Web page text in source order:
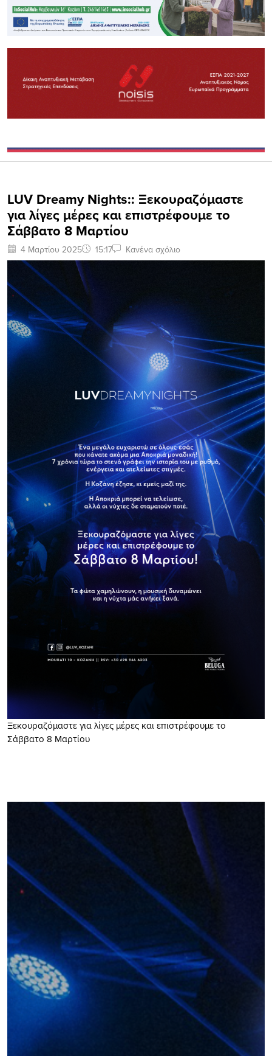
LUV Dreamy Nights:: Ξεκουραζόμαστε
για λίγες μέρες και επιστρέφουμε το
Σάββατο 8 Μαρτίου
4 Μαρτίου 2025 15:17 Κανένα σχόλιο
Ξεκουραζόμαστε για λίγες μέρες και επιστρέφουμε το
Σάββατο 8 Μαρτίου